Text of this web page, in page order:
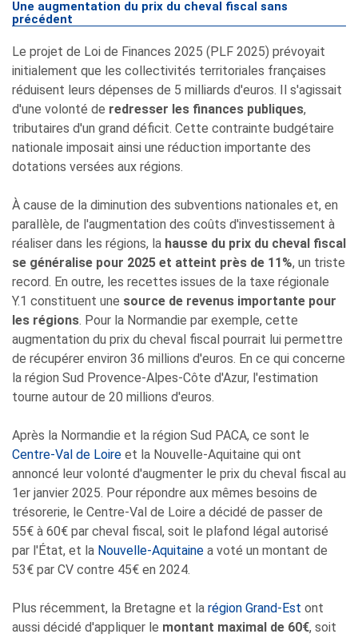
Une augmentation du prix du cheval fiscal sans
précédent
Le projet de Loi de Finances 2025 (PLF 2025) prévoyait
initialement que les collectivités territoriales françaises
réduisent leurs dépenses de 5 milliards d'euros. Il s'agissait
d'une volonté de redresser les finances publiques,
tributaires d'un grand déficit. Cette contrainte budgétaire
nationale imposait ainsi une réduction importante des
dotations versées aux régions.
À cause de la diminution des subventions nationales et, en
parallèle, de l'augmentation des coûts d'investissement à
réaliser dans les régions, la hausse du prix du cheval fiscal
se généralise pour 2025 et atteint près de 11%, un triste
record. En outre, les recettes issues de la taxe régionale
Y.1 constituent une source de revenus importante pour
les régions. Pour la Normandie par exemple, cette
augmentation du prix du cheval fiscal pourrait lui permettre
de récupérer environ 36 millions d'euros. En ce qui concerne
la région Sud Provence-Alpes-Côte d'Azur, l'estimation
tourne autour de 20 millions d'euros.
Après la Normandie et la région Sud PACA, ce sont le
Centre-Val de Loire et la Nouvelle-Aquitaine qui ont
annoncé leur volonté d'augmenter le prix du cheval fiscal au
1er janvier 2025. Pour répondre aux mêmes besoins de
trésorerie, le Centre-Val de Loire a décidé de passer de
55€ à 60€ par cheval fiscal, soit le plafond légal autorisé
par l'État, et la Nouvelle-Aquitaine a voté un montant de
53€ par CV contre 45€ en 2024.
Plus récemment, la Bretagne et la région Grand-Est ont
aussi décidé d'appliquer le montant maximal de 60€, soit